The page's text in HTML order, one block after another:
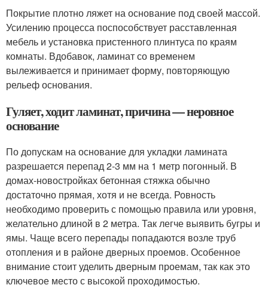
Покрытие плотно ляжет на основание под своей массой.
Усилению процесса поспособствует расставленная
мебель и установка пристенного плинтуса по краям
комнаты. Вдобавок, ламинат со временем
вылеживается и принимает форму, повторяющую
рельеф основания.
Гуляет, ходит ламинат, причина — неровное
основание
По допускам на основание для укладки ламината
разрешается перепад 2-3 мм на 1 метр погонный. В
домах-новостройках бетонная стяжка обычно
достаточно прямая, хотя и не всегда. Ровность
необходимо проверить с помощью правила или уровня,
желательно длиной в 2 метра. Так легче выявить бугры и
ямы. Чаще всего перепады попадаются возле труб
отопления и в районе дверных проемов. Особенное
внимание стоит уделить дверным проемам, так как это
ключевое место с высокой проходимостью.